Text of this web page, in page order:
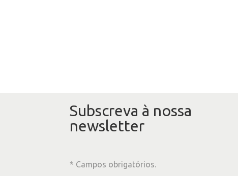
Subscreva à nossa
newsletter
* Campos obrigatórios.